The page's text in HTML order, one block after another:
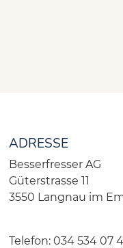
ADRESSE
Besserfresser AG
Güterstrasse 11
3550 Langnau im
Telefon: 034 534 07